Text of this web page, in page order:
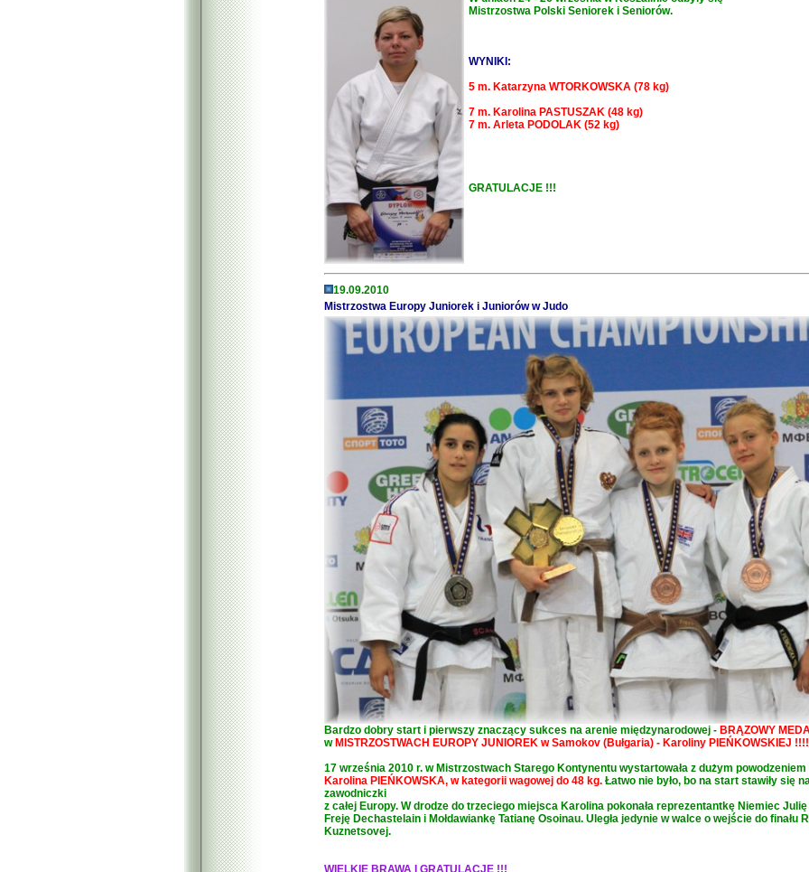
Mistrzostwa Polski Seniorek i Seniorów.
WYNIKI:
5 m. Katarzyna WTORKOWSKA (78 kg)
7 m. Karolina PASTUSZAK (48 kg)
7 m. Arleta PODOLAK (52 kg)
GRATULACJE !!!
19.09.2010
Mistrzostwa Europy Juniorek i Juniorów w Judo
Bardzo dobry start i pierwszy znaczący sukces na arenie międzynarodowej - BRĄZOWY
w MISTRZOSTWACH EUROPY JUNIOREK w Samokov (Bułgaria) - Karoliny PIEŃKOWSKIEJ
17 września 2010 r. w Mistrzostwach Starego Kontynentu wystartowała z dużym powodzeniem
Karolina PIEŃKOWSKA, w kategorii wagowej do 48 kg. Łatwo nie było, bo na start stawiły się
zawodniczki
z całej Europy. W drodze do trzeciego miejsca Karolina pokonała reprezentantkę Niemiec
Freję Dechastelain i Mołdawiankę Tatianę Osoinau. Uległa jedynie w walce o wejście do finału
Kuznetsovej.
WIELKIE BRAWA I GRATULACJE !!!